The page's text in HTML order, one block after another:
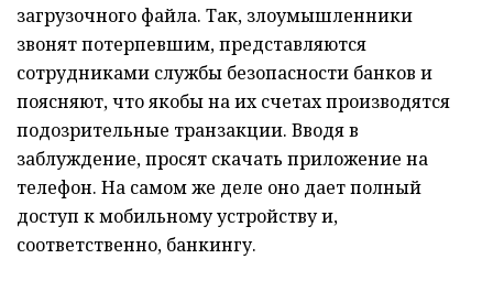
загрузочного файла. Так, злоумышленники
звонят потерпевшим, представляются
сотрудниками службы безопасности банков и
поясняют, что якобы на их счетах производятся
подозрительные транзакции. Вводя в
заблуждение, просят скачать приложение на
телефон. На самом же деле оно дает полный
доступ к мобильному устройству и,
соответственно, банкингу.